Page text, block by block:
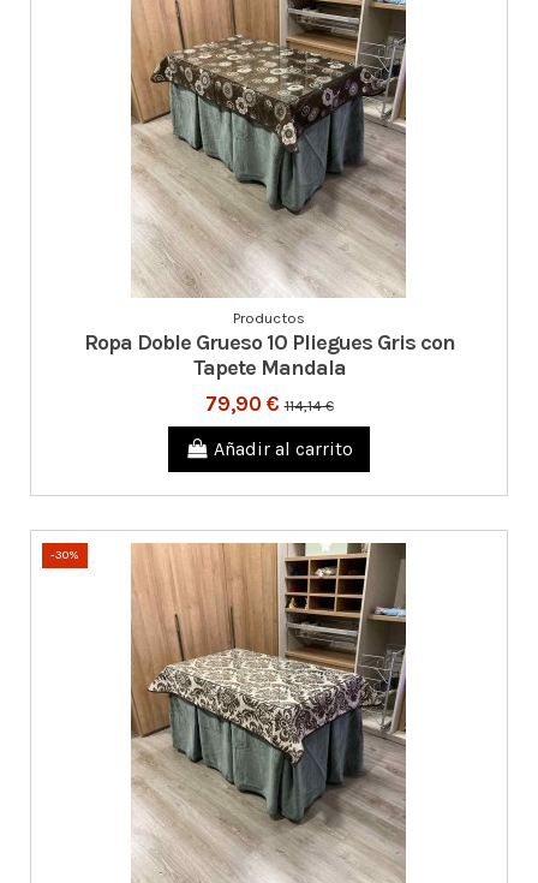
Productos
Ropa Doble Grueso 10 Pliegues Gris con
Tapete Mandala
79,90 €114,14 €
Añadir al carrito
-30%